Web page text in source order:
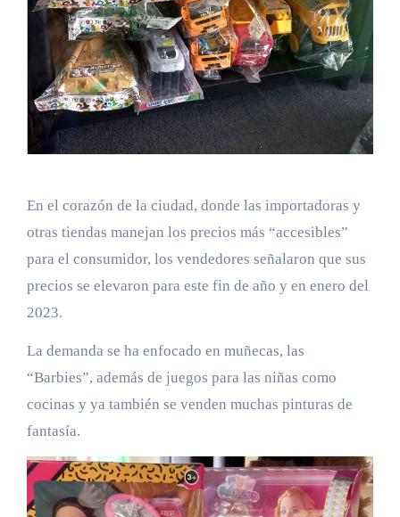
En el corazón de la ciudad, donde las importadoras y
otras tiendas manejan los precios más “accesibles”
para el consumidor, los vendedores señalaron que sus
precios se elevaron para este fin de año y en enero del
2023.
La demanda se ha enfocado en muñecas, las
“Barbies”, además de juegos para las niñas como
cocinas y ya también se venden muchas pinturas de
fantasía.